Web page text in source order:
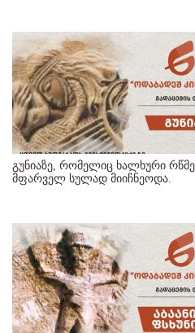
გუნიაზე, რომელიც ხალხური
მფარველ სულად მიიჩნეოდა.